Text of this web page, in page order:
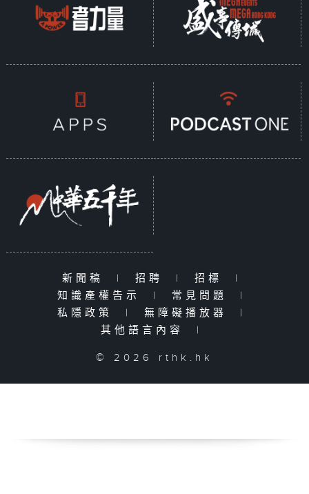
新聞稿 | 招聘 | 招標
|
知識產權告示
| 常見問題
|
私隱政策
| 無障礙播放器
|
其他語言內容
|
© 2026 rthk.hk